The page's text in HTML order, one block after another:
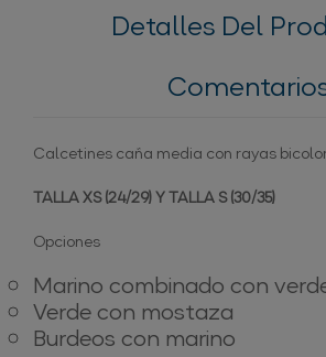
Detalles Del
Calcetines caña media con rayas
TALLA XS (24/29) Y TALLA S (30/35)
Opciones
Marino combinado con
Verde con mostaza
Burdeos con marino